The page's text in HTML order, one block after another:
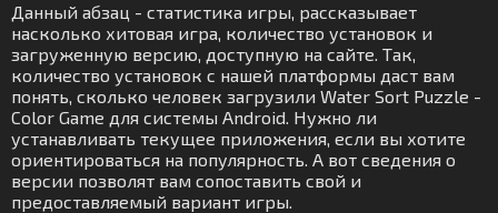
Данный абзац - статистика игры, рассказывает
насколько хитовая игра, количество установок и
загруженную версию, доступную на сайте. Так,
количество установок с нашей платформы даст вам
понять, сколько человек загрузили Water Sort Puzzle -
Color Game для системы Android. Нужно ли
устанавливать текущее приложения, если вы хотите
ориентироваться на популярность. А вот сведения о
версии позволят вам сопоставить свой и
предоставляемый вариант игры.